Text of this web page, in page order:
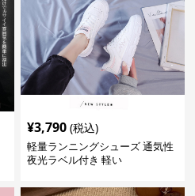
¥3,790 (税込)
軽量ランニングシューズ 通気性
夜光ラベル付き 軽い